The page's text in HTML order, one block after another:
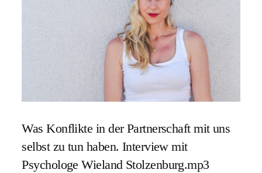
Was Konflikte in der Partnerschaft mit uns
selbst zu tun haben. Interview mit
Psychologe Wieland Stolzenburg.mp3